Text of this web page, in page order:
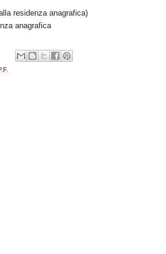
residenza anagrafica)
anagrafica